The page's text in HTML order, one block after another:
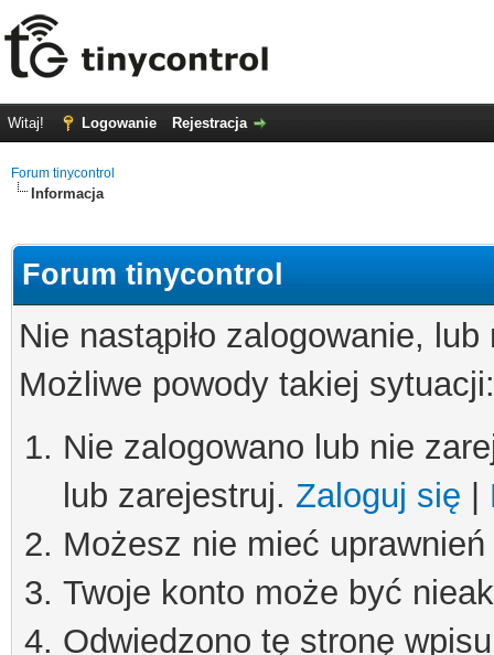
Witaj! Logowanie Rejestracja
Forum tinycontrol
Informacja
Forum tinycontrol
Nie nastąpiło zalogowanie,
Możliwe powody takiej sytuacji:
Nie zalogowano lub nie
lub zarejestruj. Zaloguj się
Możesz nie mieć
Twoje konto może być
Odwiedzono tę stronę